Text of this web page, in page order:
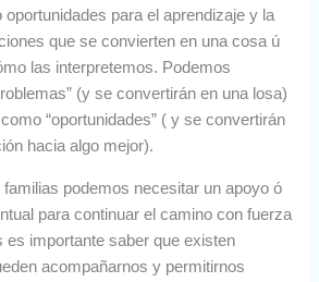
para el aprendizaje y la
que se convierten en una cosa ú
las interpretemos. Podemos
(y se convertirán en una losa)
“oportunidades” ( y se convertirán
hacia algo mejor).
podemos necesitar un apoyo ó
para continuar el camino con fuerza
es importante saber que existen
acompañarnos y permitirnos